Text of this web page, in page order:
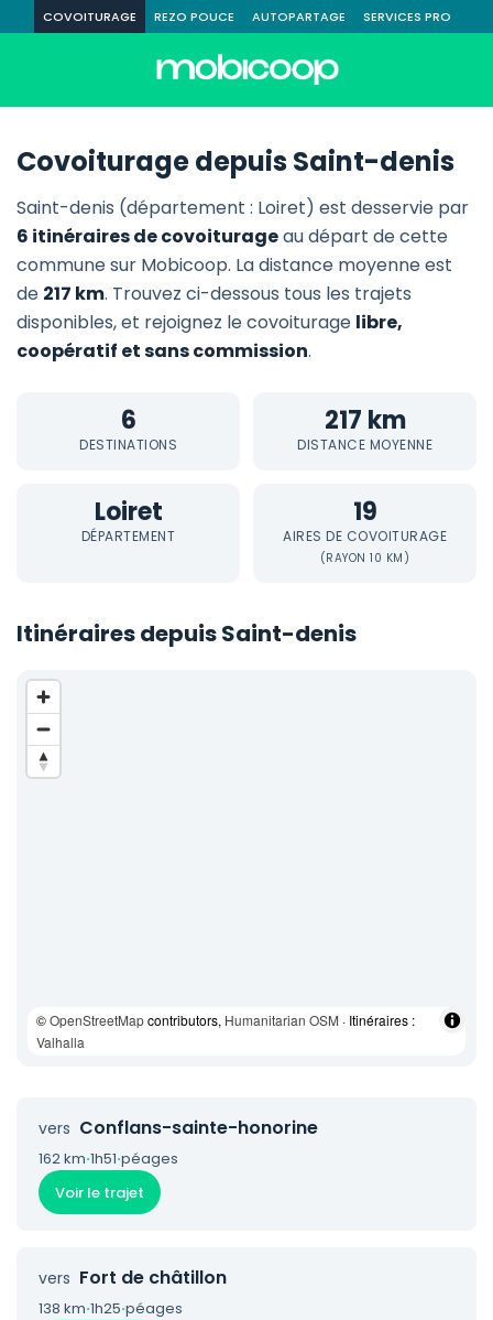
COVOITURAGE REZO POUCE AUTOPARTAGE SERVICES PRO
Covoiturage depuis Saint-denis
Saint-denis (département : Loiret) est desservie par
6 itinéraires de covoiturageau départ de cette
commune sur Mobicoop. La distance moyenne est
de 217 km. Trouvez ci-dessous tous les trajets
disponibles, et rejoignez le covoiturage libre,
coopératif et sans commission.
6
DESTINATIONS
217 km
DISTANCE MOYENNE
Loiret
DÉPARTEMENT
19
AIRES DE COVOITURAGE
(RAYON 10 KM)
Itinéraires depuis Saint-denis
©OpenStreetMapcontributors, Humanitarian OSM · Itinéraires :
Valhalla
vers Conflans-sainte-honorine
162 km·1h51·péages
Voir le trajet
vers Fort de châtillon
138 km·1h25·péages